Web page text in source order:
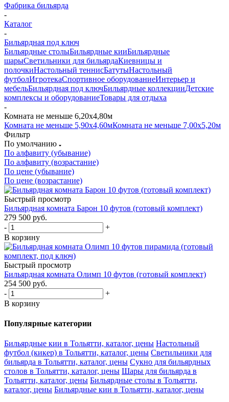
Фабрика бильярда
-
Каталог
-
Бильярдная под ключ
Бильярдные столыБильярдные кииБильярдные
шарыСветильники для бильярдаКиевницы и
полочкиНастольный теннисБатутыНастольный
футболИгротекаСпортивное оборудованиеИнтерьер и
мебельБильярдная под ключБильярдные коллекцииДетские
комплексы и оборудованиеТовары для отдыха
-
Комната не меньше 6,20х4,80м
Комната не меньше 5,90х4,60мКомната не меньше 7,00х5,20м
Фильтр
По умолчанию
По алфавиту (убывание)
По алфавиту (возрастание)
По цене (убывание)
По цене (возрастание)
Быстрый просмотр
Бильярдная комната Барон 10 футов (готовый комплект)
279 500 руб.
-
+
В корзину
Быстрый просмотр
Бильярдная комната Олимп 10 футов (готовый комплект)
254 500 руб.
-
+
В корзину
Популярные категории
Бильярдные кии в Тольятти, каталог, цены Настольный
футбол (кикер) в Тольятти, каталог, цены Светильники для
бильярда в Тольятти, каталог, цены Сукно для бильярдных
столов в Тольятти, каталог, цены Шары для бильярда в
Тольятти, каталог, цены Бильярдные столы в Тольятти,
каталог, цены Бильярдные кии в Тольятти, каталог, цены